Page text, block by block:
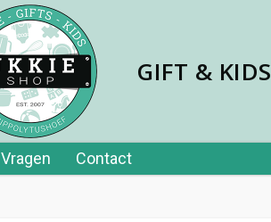
GIFT & KIDS
Vragen Contact